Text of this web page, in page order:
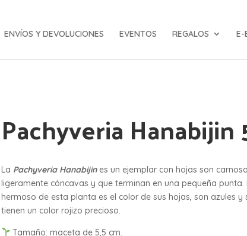
ENVÍOS Y DEVOLUCIONES EVENTOS REGALOS E-
Pachyveria Hanabijin
La Pachyveria Hanabijin es un ejemplar con hojas son
ligeramente cóncavas y que terminan en una pequeña punta.
hermoso de esta planta es el color de sus hojas, son azules y
tienen un color rojizo precioso.
Tamaño: maceta de 5,5 cm.